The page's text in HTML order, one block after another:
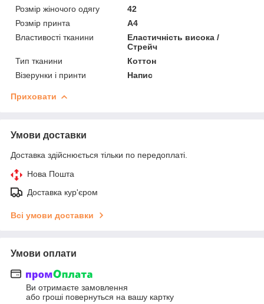
Розмір жіночого одягу
42
Розмір принта
А4
Властивості тканини
Еластичність висока /
Стрейч
Тип тканини
Коттон
Візерунки і принти
Напис
Приховати
Умови доставки
Доставка здійснюється тільки по передоплаті.
Нова Пошта
Доставка кур'єром
Всі умови доставки
Умови оплати
Ви отримаєте замовлення
або гроші повернуться на вашу картку